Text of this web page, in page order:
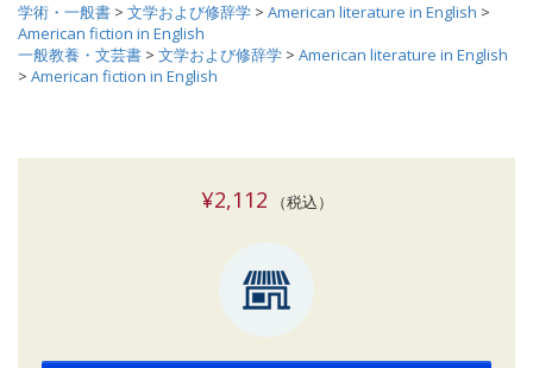
学術・一般書 > 文学および修辞学 > American literature in English >
American fiction in English
一般教養・文芸書 > 文学および修辞学 > American literature in English
> American fiction in English
¥2,112 （税込）